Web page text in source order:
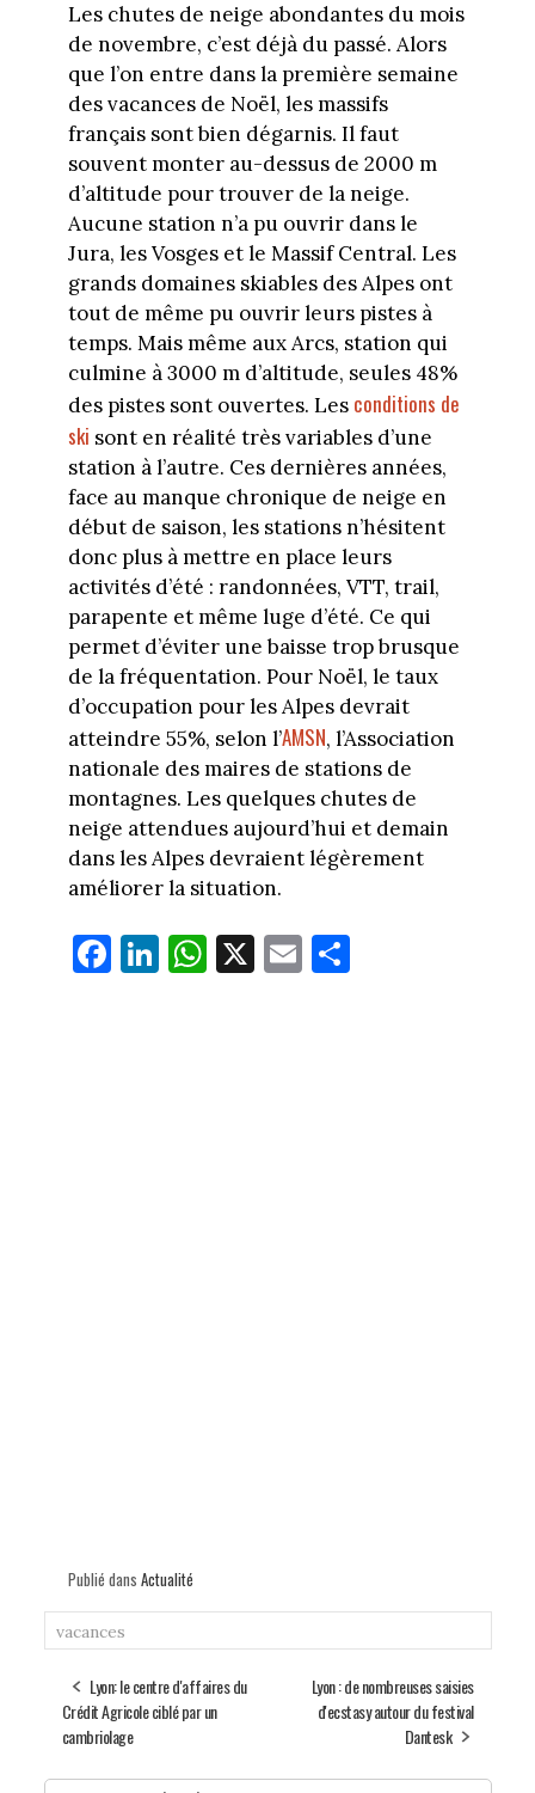
Les chutes de neige abondantes du mois
de novembre, c’est déjà du passé. Alors
que l’on entre dans la première semaine
des vacances de Noël, les massifs
français sont bien dégarnis. Il faut
souvent monter au-dessus de 2000 m
d’altitude pour trouver de la neige.
Aucune station n’a pu ouvrir dans le
Jura, les Vosges et le Massif Central. Les
grands domaines skiables des Alpes ont
tout de même pu ouvrir leurs pistes à
temps. Mais même aux Arcs, station qui
culmine à 3000 m d’altitude, seules 48%
des pistes sont ouvertes. Les conditions de
ski sont en réalité très variables d’une
station à l’autre. Ces dernières années,
face au manque chronique de neige en
début de saison, les stations n’hésitent
donc plus à mettre en place leurs
activités d’été : randonnées, VTT, trail,
parapente et même luge d’été. Ce qui
permet d’éviter une baisse trop brusque
de la fréquentation. Pour Noël, le taux
d’occupation pour les Alpes devrait
atteindre 55%, selon l’AMSN, l’Association
nationale des maires de stations de
montagnes. Les quelques chutes de
neige attendues aujourd’hui et demain
dans les Alpes devraient légèrement
améliorer la situation.
Fa
ce
Li
nk
W
ha
X E
m
Pa
Publié dans Actualité
vacances
Lyon: le centre d'affaires du
Crédit Agricole ciblé par un
cambriolage
Lyon : de nombreuses saisies
d'ecstasy autour du festival
Dantesk